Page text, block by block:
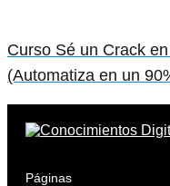
Curso Sé un Crack
(Automatiza en un
Páginas